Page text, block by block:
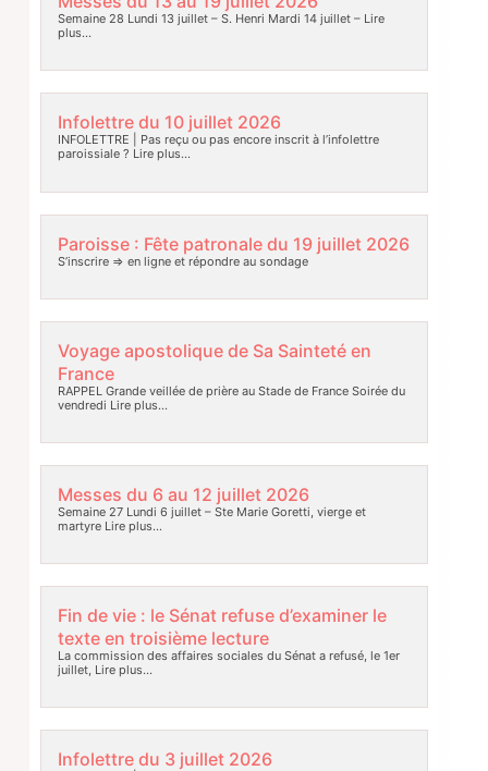
Semaine 28 Lundi 13 juillet – S. Henri Mardi 14 juillet –Lire
plus…
Infolettre du 10 juillet 2026
INFOLETTRE | Pas reçu ou pas encore inscrit à l’infolettre
paroissiale ? Lire plus…
Paroisse : Fête patronale du 19 juillet 2026
S’inscrire => en ligne et répondre au sondage
Voyage apostolique de Sa Sainteté en
France
RAPPEL Grande veillée de prière au Stade de France Soirée du
vendredi Lire plus…
Messes du 6 au 12 juillet 2026
Semaine 27 Lundi 6 juillet – Ste Marie Goretti, vierge et
martyreLire plus…
Fin de vie : le Sénat refuse d’examiner le
texte en troisième lecture
La commission des affaires sociales du Sénat a refusé, le 1er
juillet, Lire plus…
Infolettre du 3 juillet 2026